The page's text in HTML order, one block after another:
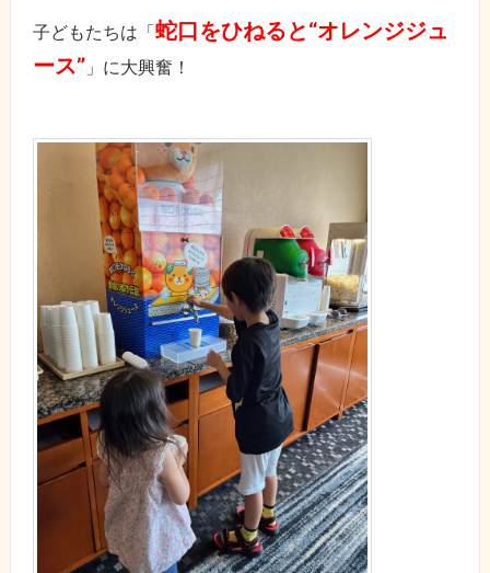
子どもたちは「蛇口をひねると“オレンジジュ
ース” 」に大興奮！